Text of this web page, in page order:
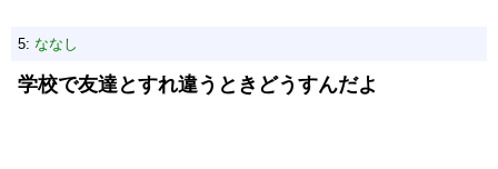
5: ななし
学校で友達とすれ違うときどうすんだよ